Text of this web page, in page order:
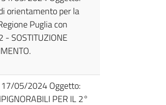
orientamento per la
Puglia con
SOSTITUZIONE
17/05/2024 Oggetto:
PER IL 2°